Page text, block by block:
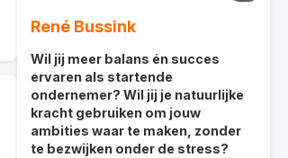
René Bussink
Wil jij meer balans én succes
ervaren als startende
ondernemer? Wil jij je natuurlijke
kracht gebruiken om jouw
ambities waar te maken, zonder
te bezwijken onder de stress?